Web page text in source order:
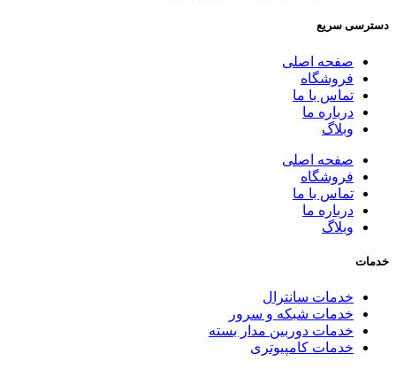
دسترسی سریع
صفحه اصلی
فروشگاه
تماس با ما
درباره ما
وبلاگ
صفحه اصلی
فروشگاه
تماس با ما
درباره ما
وبلاگ
خدمات
خدمات سانترال
خدمات شبکه و سرور
خدمات دوربین مدار بسته
خدمات کامپیوتری